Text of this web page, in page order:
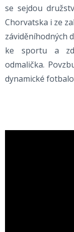
se sejdou
Chorvatska i ze
záviděníhodných
ke sportu a
odmalička.
dynamické